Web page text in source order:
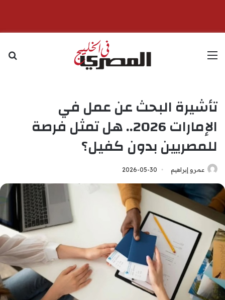
القائمة
تأشيرة البحث عن عمل في
الإمارات 2026.. هل تمثل فرصة
للمصريين بدون كفيل؟
عمرو إبراهيم 2026-05-30